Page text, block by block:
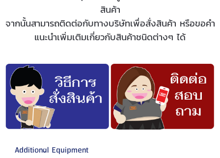
สินค้า
จากนั้นสามารถติดต่อกับทางบริษัทเพื่อสั่งสินค้า หรือขอคำ
แนะนำเพิ่มเติมเกี่ยวกับสินค้าชนิดต่างๆ ได้
Additional Equipment